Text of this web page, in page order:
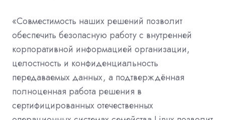
«Совместимость наших решений позволит
обеспечить безопасную работу с внутренней
корпоративной информацией организации,
целостность и конфиденциальность
передаваемых данных, а подтверждённая
полноценная работа решения в
сертифицированных отечественных